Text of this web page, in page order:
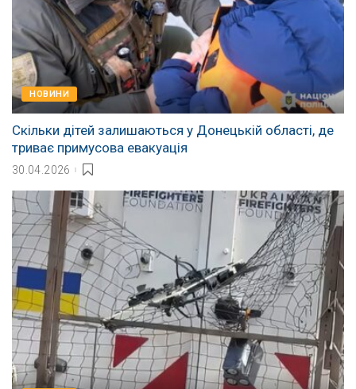
НОВИНИ
Скільки дітей залишаються у Донецькій області, де
триває примусова евакуація
30.04.2026